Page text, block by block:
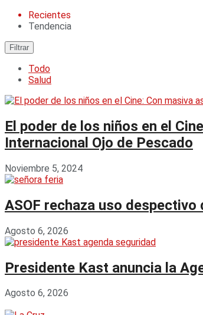
Recientes
Tendencia
Filtrar
Todo
Salud
El poder de los niños en el
Internacional Ojo de Pescado
Noviembre 5, 2024
ASOF rechaza uso despectivo
Agosto 6, 2026
Presidente Kast anuncia la
Agosto 6, 2026